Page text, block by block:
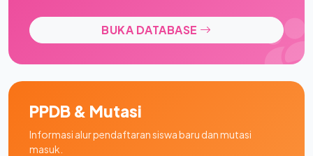
BUKA DATABASE
PPDB & Mutasi
Informasi alur pendaftaran siswa baru dan mutasi
masuk.